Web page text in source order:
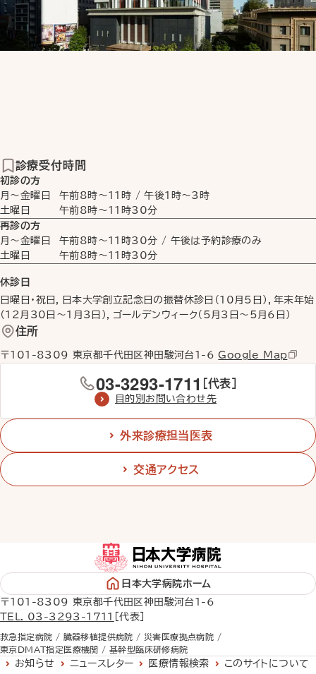
診療受付時間
初診の方
月〜金曜日
午前8時〜11時 /午後1時〜3時
土曜日
午前8時〜11時30分
再診の方
月〜金曜日
午前8時〜11時30分 / 午後は予約診療のみ
土曜日
午前8時〜11時30分
休診日
日曜日・祝日，日本大学創立記念日の振替休診日（10月5日），年末年始
（12月30日〜1月3日），ゴールデンウィーク（5月3日〜5月6日）
住所
〒101-8309 東京都千代田区神田駿河台1-6Google Map
03-3293-1711 ［代表］
目的別お問い合わせ先
外来診療担当医表
交通アクセス
日本大学病院ホーム
〒101-8309 東京都千代田区神田駿河台1-6
TEL. 03-3293-1711
［代表］
救急指定病院 / 臓器移植提供病院 / 災害医療拠点病院 /
東京DMAT指定医療機関 / 基幹型臨床研修病院
お知らせ ニュースレター 医療情報検索 このサイトについて